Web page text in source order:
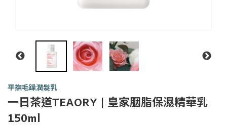
平撫毛躁潤髮乳
一日茶道TEAORY | 皇家胭脂保濕精華乳
150ml一日